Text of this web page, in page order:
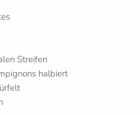
Streifen
halbiert